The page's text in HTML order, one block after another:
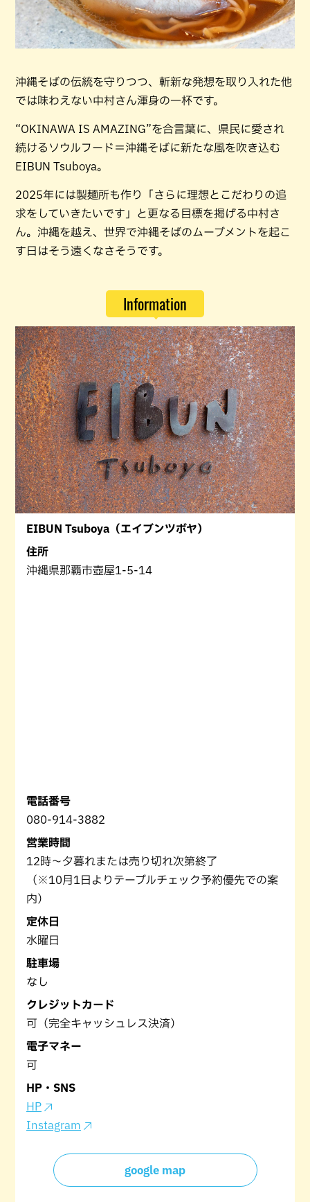
沖縄そばの伝統を守りつつ、斬新な発想を取り入れた他
では味わえない中村さん渾身の一杯です。
“OKINAWA IS AMAZING”を合言葉に、県民に愛され
続けるソウルフード＝沖縄そばに新たな風を吹き込む
EIBUN Tsuboya。
2025年には製麺所も作り「さらに理想とこだわりの追
求をしていきたいです」と更なる目標を掲げる中村さ
ん。沖縄を越え、世界で沖縄そばのムーブメントを起こ
す日はそう遠くなさそうです。
Information
EIBUN Tsuboya（エイブンツボヤ）
住所
沖縄県那覇市壺屋1-5-14
電話番号
080-914-3882
営業時間
12時〜夕暮れまたは売り切れ次第終了
（※10月1日よりテーブルチェック予約優先での案
内）
定休日
水曜日
駐車場
なし
クレジットカード
可（完全キャッシュレス決済）
電子マネー
可
HP・SNS
HP
Instagram
google map